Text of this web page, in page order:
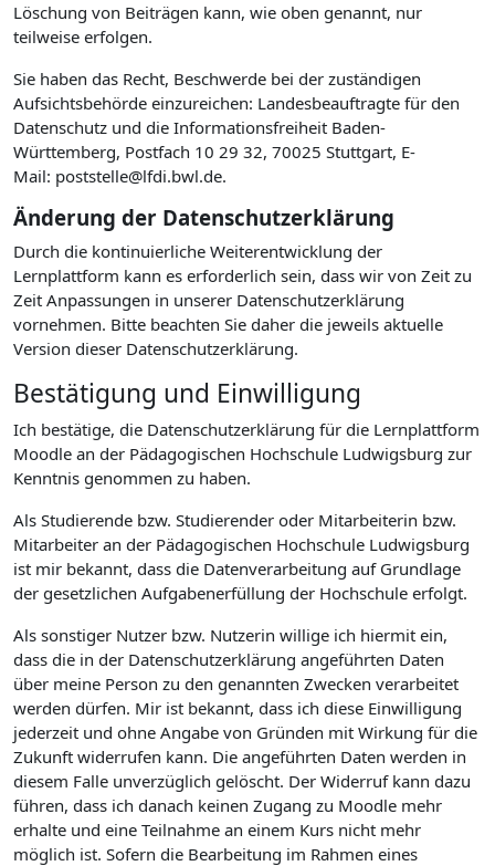
Löschung von Beiträgen kann, wie oben genannt, nur
teilweise erfolgen.
Sie haben das Recht, Beschwerde bei der zuständigen
Aufsichtsbehörde einzureichen: Landesbeauftragte für den
Datenschutz und die Informationsfreiheit Baden-
Württemberg, Postfach 10 29 32, 70025 Stuttgart, E-
Mail: poststelle@lfdi.bwl.de.
Änderung der Datenschutzerklärung
Durch die kontinuierliche Weiterentwicklung der
Lernplattform kann es erforderlich sein, dass wir von Zeit zu
Zeit Anpassungen in unserer Datenschutzerklärung
vornehmen. Bitte beachten Sie daher die jeweils aktuelle
Version dieser Datenschutzerklärung.
Bestätigung und Einwilligung
Ich bestätige, die Datenschutzerklärung für die Lernplattform
Moodle an der Pädagogischen Hochschule Ludwigsburg zur
Kenntnis genommen zu haben.
Als Studierende bzw. Studierender oder Mitarbeiterin bzw.
Mitarbeiter an der Pädagogischen Hochschule Ludwigsburg
ist mir bekannt, dass die Datenverarbeitung auf Grundlage
der gesetzlichen Aufgabenerfüllung der Hochschule erfolgt.
Als sonstiger Nutzer bzw. Nutzerin willige ich hiermit ein,
dass die in der Datenschutzerklärung angeführten Daten
über meine Person zu den genannten Zwecken verarbeitet
werden dürfen. Mir ist bekannt, dass ich diese Einwilligung
jederzeit und ohne Angabe von Gründen mit Wirkung für die
Zukunft widerrufen kann. Die angeführten Daten werden in
diesem Falle unverzüglich gelöscht. Der Widerruf kann dazu
führen, dass ich danach keinen Zugang zu Moodle mehr
erhalte und eine Teilnahme an einem Kurs nicht mehr
möglich ist. Sofern die Bearbeitung im Rahmen eines